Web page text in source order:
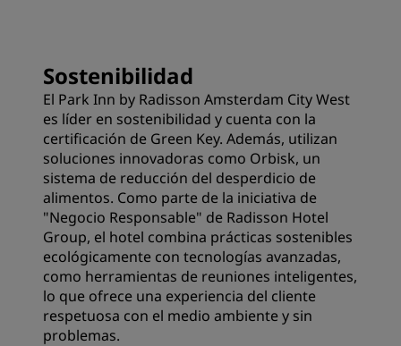
Sostenibilidad
El Park Inn by Radisson Amsterdam City West
es líder en sostenibilidad y cuenta con la
certificación de Green Key. Además, utilizan
soluciones innovadoras como Orbisk, un
sistema de reducción del desperdicio de
alimentos. Como parte de la iniciativa de
"Negocio Responsable" de Radisson Hotel
Group, el hotel combina prácticas sostenibles
ecológicamente con tecnologías avanzadas,
como herramientas de reuniones inteligentes,
lo que ofrece una experiencia del cliente
respetuosa con el medio ambiente y sin
problemas.